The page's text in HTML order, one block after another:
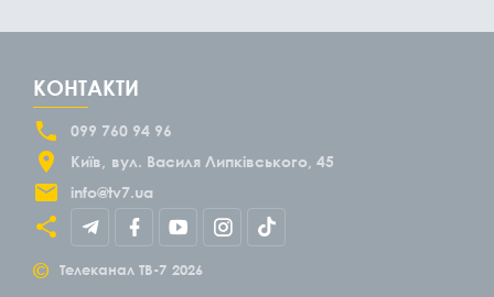
КОНТАКТИ
099 760 94 96
Київ
вул. Василя Липківського, 45
info@tv7.ua
© Телеканал ТВ-7 2026